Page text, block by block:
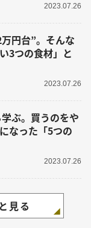
2023.07.26
円台”。そんな
3つの食材」と
2023.07.26
ぶ。買うのをや
なった「5つの
2023.07.26
見る